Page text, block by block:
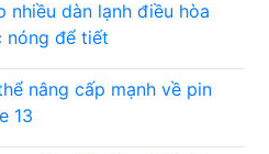
nhiều dàn lạnh điều hòa
nóng để tiết
nâng cấp mạnh về pin
13